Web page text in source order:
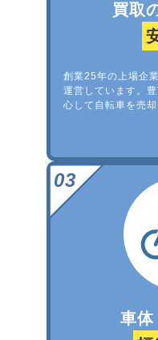
買取
創業25年の上場企
運営しています。
心して自転車を売却
車体